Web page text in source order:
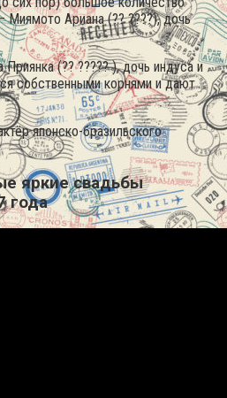
Миямото Ариана (?? ????), дочь
(?? ????? ), дочь индуса и
собственными корнями и дают
японско-бразильского
яркие свадьбы
года